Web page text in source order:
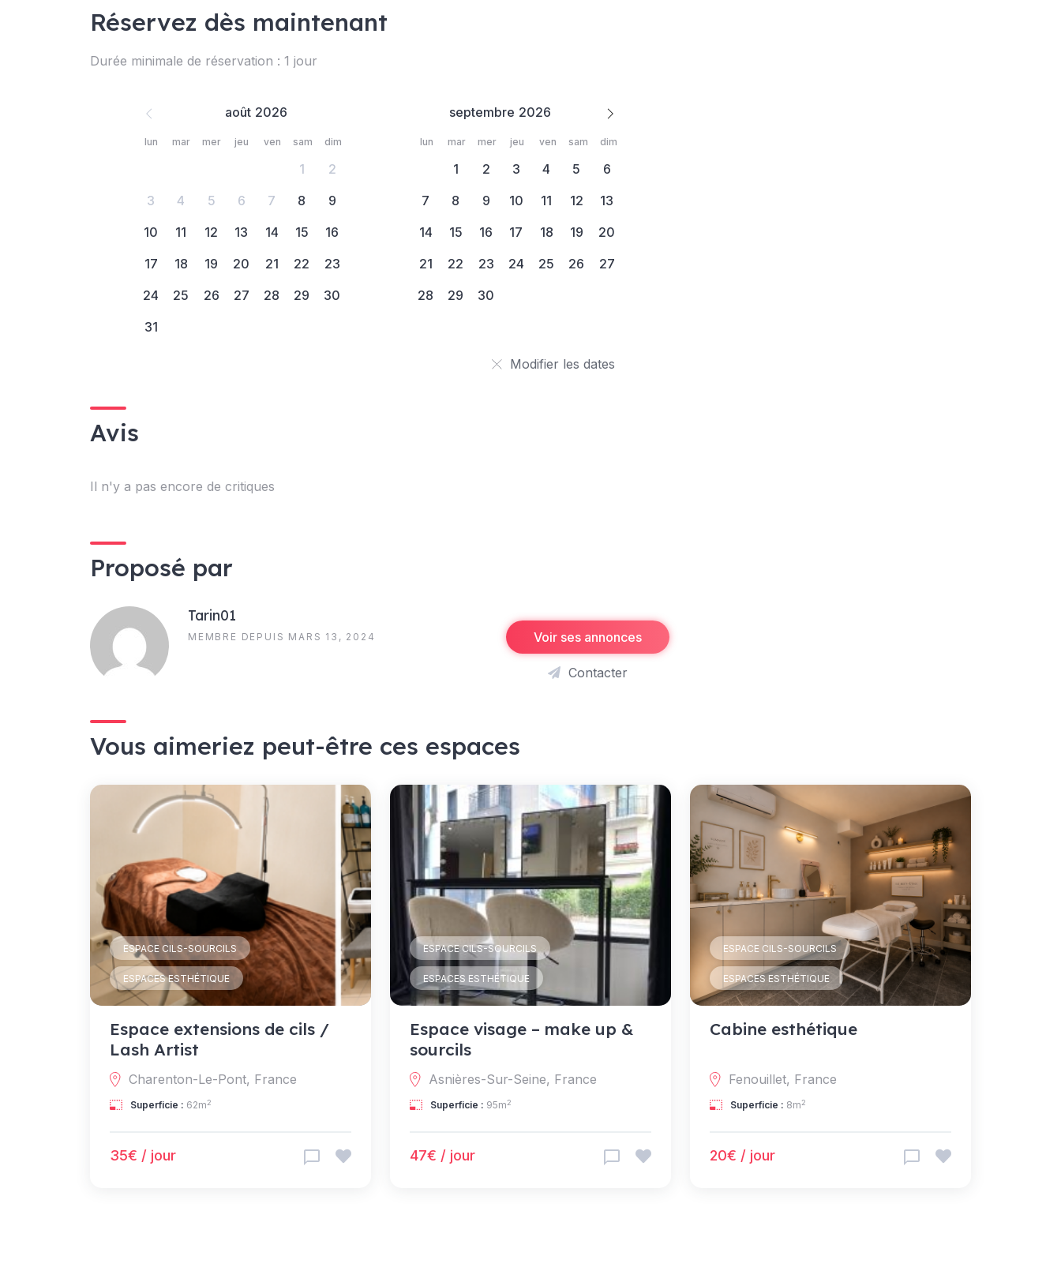
Réservez dès maintenant
Durée minimale de réservation : 1 jour
août septembre
lun mar mer jeu ven sam dim lun mar mer jeu ven sam dim
1
2
3
4 5 6 7 8
9
10
11 12 13 14 15
16
17
18 19 20 21 22
23
24
25 26 27 28 29
30
31
1 2 3 4 5
6
7
8 9 10 11 12
13
14
15 16 17 18 19
20
21
22 23 24 25 26
27
28
29 30
Modifier les dates
Avis
Il n'y a pas encore de critiques
Proposé par
Tarin01
MEMBRE DEPUIS MARS 13, 2024 Voir ses annonces
Contacter
Vous aimeriez peut-être ces espaces
ESPACE CILS-SOURCILS
ESPACES ESTHÉTIQUE
Espace extensions de cils /
Lash Artist
Charenton-Le-Pont, France
Superficie : 62m2
35€ / jour
ESPACE CILS-SOURCILS
ESPACES ESTHÉTIQUE
Espace visage – make up &
sourcils
Asnières-Sur-Seine, France
Superficie : 95m2
47€ / jour
ESPACE CILS-SOURCILS
ESPACES ESTHÉTIQUE
Cabine esthétique
Fenouillet, France
Superficie : 8m2
20€ / jour